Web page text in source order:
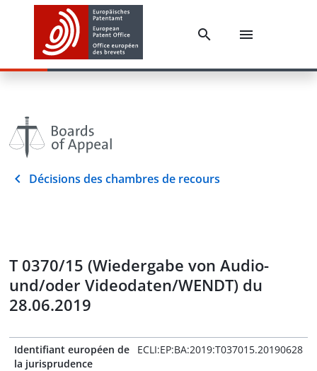
Décisions des chambres de recours
T 0370/15 (Wiedergabe von Audio-
und/oder Videodaten/WENDT) du
28.06.2019
Identifiant européen de
la jurisprudence
ECLI:EP:BA:2019:T037015.20190628